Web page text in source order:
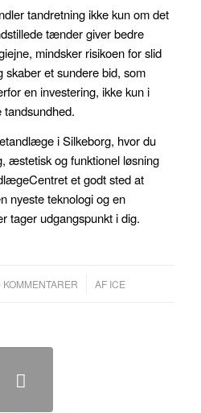
tandretning ikke kun om det
tænder giver bedre
mindsker risikoen for slid
skaber et sundere bid, som
en investering, ikke kun i
tandsundhed.
i Silkeborg, hvor du
æstetisk og funktionel løsning
et godt sted at
nyeste teknologi og en
tager udgangspunkt i dig.
KOMMENTARER
/ AF ICE